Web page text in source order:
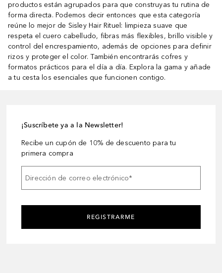
productos están agrupados para que construyas tu rutina de
forma directa. Podemos decir entonces que esta categoría
reúne lo mejor de Sisley Hair Rituel: limpieza suave que
respeta el cuero cabelludo, fibras más flexibles, brillo visible y
control del encrespamiento, además de opciones para definir
rizos y proteger el color. También encontrarás cofres y
formatos prácticos para el día a día. Explora la gama y añade
a tu cesta los esenciales que funcionen contigo.
¡Suscríbete ya a la Newsletter!
Recibe un cupón de 10% de descuento para tu
primera compra
Dirección de correo electrónico*
REGISTRARME